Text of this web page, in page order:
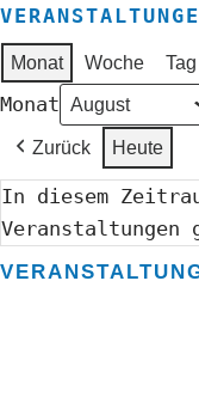
Monat Woche Tag
Monat
Zurück Heute
In diesem
Veranstaltungen